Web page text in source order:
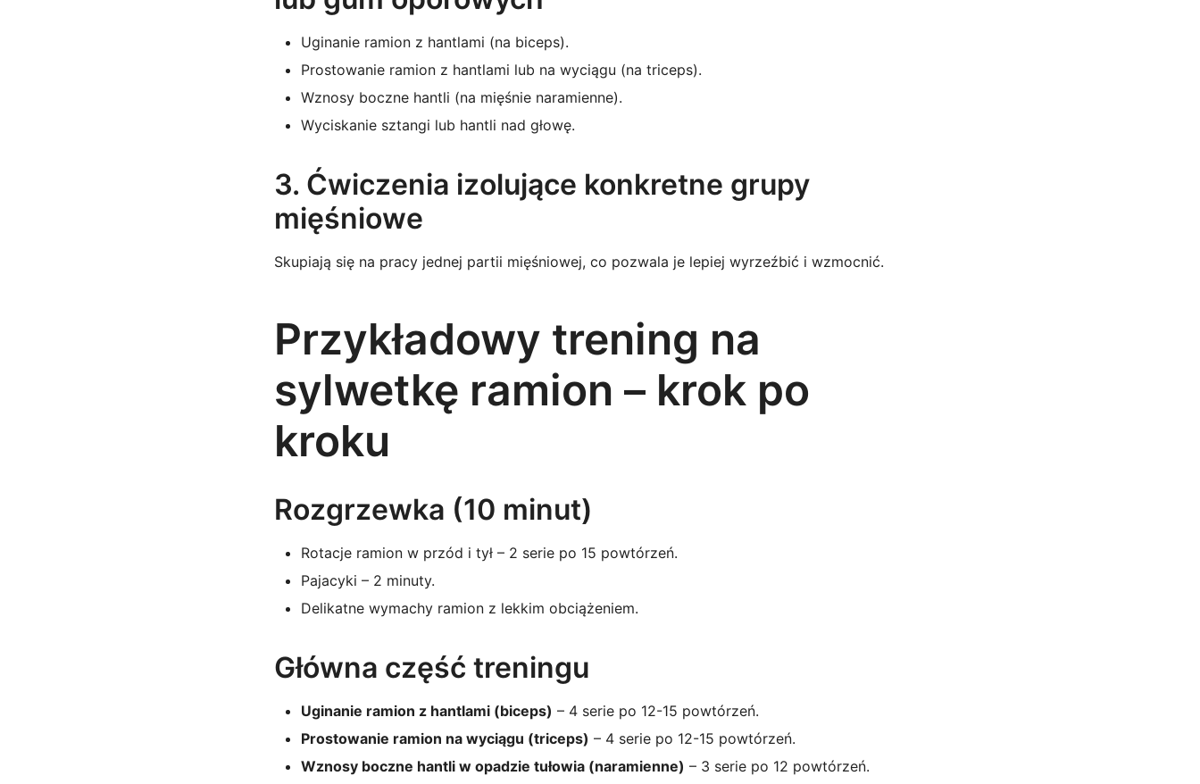
Uginanie ramion z hantlami (na biceps).
Prostowanie ramion z hantlami lub na wyciągu (na triceps).
Wznosy boczne hantli (na mięśnie naramienne).
Wyciskanie sztangi lub hantli nad głowę.
3. Ćwiczenia izolujące konkretne grupy
mięśniowe
Skupiają się na pracy jednej partii mięśniowej, co pozwala je lepiej wyrzeźbić i wzmocnić.
Przykładowy trening na
sylwetkę ramion – krok po
kroku
Rozgrzewka (10 minut)
Rotacje ramion w przód i tył – 2 serie po 15 powtórzeń.
Pajacyki – 2 minuty.
Delikatne wymachy ramion z lekkim obciążeniem.
Główna część treningu
Uginanie ramion z hantlami (biceps) – 4 serie po 12-15 powtórzeń.
Prostowanie ramion na wyciągu (triceps) – 4 serie po 12-15 powtórzeń.
Wznosy boczne hantli w opadzie tułowia (naramienne) – 3 serie po 12 powtórzeń.